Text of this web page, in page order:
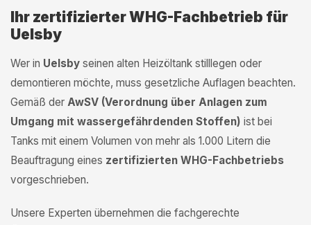
Ihr zertifizierter WHG-Fachbetrieb für
Uelsby
Wer in Uelsby seinen alten Heizöltank stilllegen oder
demontieren möchte, muss gesetzliche Auflagen beachten.
Gemäß der AwSV (Verordnung über Anlagen zum
Umgang mit wassergefährdenden Stoffen) ist bei
Tanks mit einem Volumen von mehr als 1.000 Litern die
Beauftragung eines zertifizierten WHG-Fachbetriebs
vorgeschrieben.
Unsere Experten übernehmen die fachgerechte